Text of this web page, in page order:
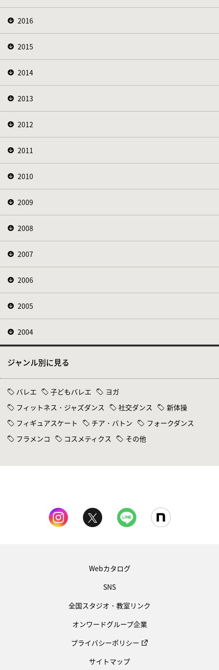
2016
2015
2014
2013
2012
2011
2010
2009
2008
2007
2006
2005
2004
ジャンル別に見る
バレエ 子どもバレエ
ヨガ
フィットネス・ジャズダンス
社交ダンス
新体操
フィギュアスケート
チア・バトン
フォークダンス
フラメンコ
コスメティクス その他
Webカタログ
SNS
全国スタジオ・教室リンク
オンワードグループ企業
プライバシーポリシー
サイトマップ